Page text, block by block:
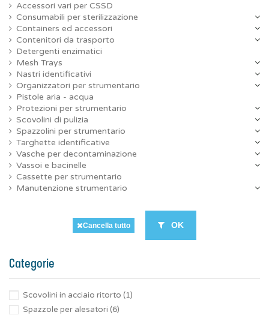
Accessori vari per CSSD
Consumabili per sterilizzazione
Containers ed accessori
Contenitori da trasporto
Detergenti enzimatici
Mesh Trays
Nastri identificativi
Organizzatori per strumentario
Pistole aria - acqua
Protezioni per strumentario
Scovolini di pulizia
Spazzolini per strumentario
Targhette identificative
Vasche per decontaminazione
Vassoi e bacinelle
Cassette per strumentario
Manutenzione strumentario
Cancella tutto OK
Categorie
Scovolini in acciaio ritorto (1)
Spazzole per alesatori (6)